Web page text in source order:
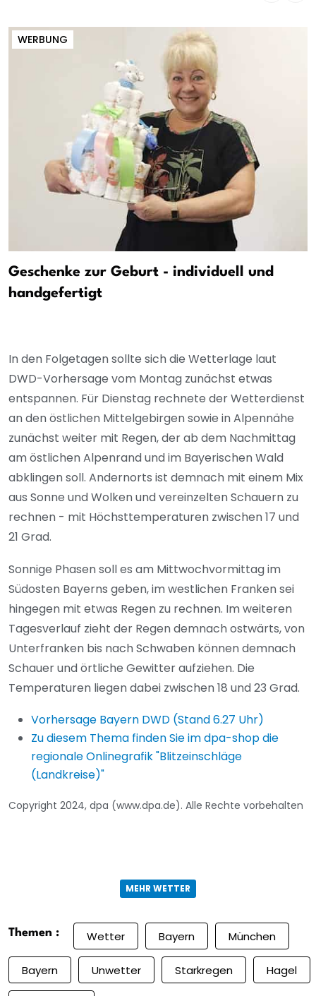
WERBUNG
Geschenke zur Geburt - individuell und
handgefertigt
In den Folgetagen sollte sich die Wetterlage laut
DWD-Vorhersage vom Montag zunächst etwas
entspannen. Für Dienstag rechnete der Wetterdienst
an den östlichen Mittelgebirgen sowie in Alpennähe
zunächst weiter mit Regen, der ab dem Nachmittag
am östlichen Alpenrand und im Bayerischen Wald
abklingen soll. Andernorts ist demnach mit einem Mix
aus Sonne und Wolken und vereinzelten Schauern zu
rechnen - mit Höchsttemperaturen zwischen 17 und
21 Grad.
Sonnige Phasen soll es am Mittwochvormittag im
Südosten Bayerns geben, im westlichen Franken sei
hingegen mit etwas Regen zu rechnen. Im weiteren
Tagesverlauf zieht der Regen demnach ostwärts, von
Unterfranken bis nach Schwaben können demnach
Schauer und örtliche Gewitter aufziehen. Die
Temperaturen liegen dabei zwischen 18 und 23 Grad.
Vorhersage Bayern DWD (Stand 6.27 Uhr)
Zu diesem Thema finden Sie im dpa-shop die
regionale Onlinegrafik "Blitzeinschläge
(Landkreise)"
Copyright 2024, dpa (www.dpa.de). Alle Rechte vorbehalten
MEHR WETTER
Themen : Wetter Bayern München
Bayern Unwetter Starkregen Hagel